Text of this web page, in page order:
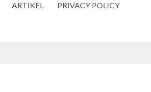
ARTIKEL PRIVACY POLICY